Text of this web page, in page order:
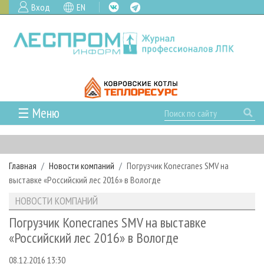
Вход EN
☰ Меню
ГЛАВНАЯ
РУБРИКИ И ТЕМЫ
РУБРИКИ ЖУРНАЛА
ЛЕСНОЕ ХОЗЯЙСТВО
ЛЕСОЗАГОТОВКА
ЛЕСОПИЛЕНИЕ
НОВОСТИ
КАЛЕНДАРЬ СОБЫТИЙ
НОВОСТИ ЛПК
НОВОСТИ ЖУРНАЛА
ПРОЕКТЫ ЛПИ
АНАЛИТИКА
ПРЕДПРИЯТИЯ ЛПК
АРХИВ ЖУРНАЛОВ
СТАТЬИ
О ЖУРНАЛЕ
ПОДПИСКА
РЕКЛАМОДАТЕЛЯМ
Главная Новости компаний
Погрузчик Konecranes SMV на
выставке «Российский лес 2016» в Вологде
НОВОСТИ КОМПАНИЙ
Погрузчик Konecranes SMV на выставке
«Российский лес 2016» в Вологде
08.12.2016 13:30